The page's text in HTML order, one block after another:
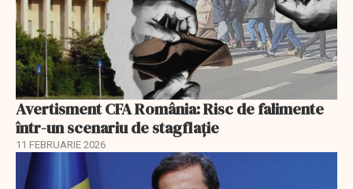
Avertisment CFA România: Risc de falimente
într-un scenariu de stagflație
11 FEBRUARIE 2026
EXCLUSIV